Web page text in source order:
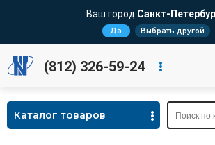
Ваш город Санкт-
Да Выбрать другой
(812) 326-59-24
Каталог товаров